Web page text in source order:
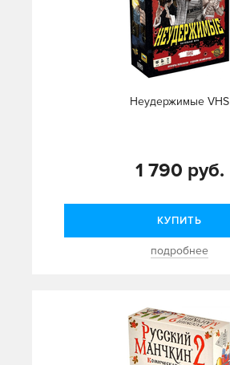
Неудержимые VHS
1 790 руб.
КУПИТЬ
подробнее